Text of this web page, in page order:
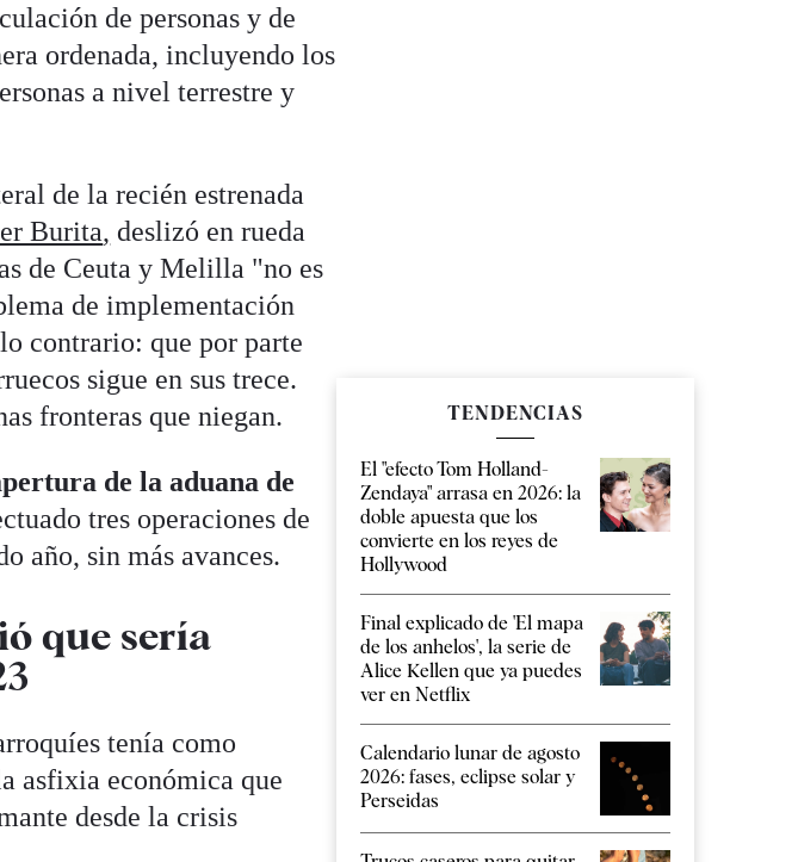
de personas y de
ordenada, incluyendo los
a nivel terrestre y
de la recién estrenada
Burita, deslizó en rueda
de Ceuta y Melilla "no es
de implementación
contrario: que por parte
sigue en sus trece.
fronteras que niegan.
de la aduana de
tres operaciones de
año, sin más avances.
que sería
tenía como
asfixia económica que
desde la crisis
TENDENCIAS
El "efecto Tom Holland-
Zendaya" arrasa en 2026: la
doble apuesta que los
convierte en los reyes de
Hollywood
Final explicado de 'El mapa
de los anhelos', la serie de
Alice Kellen que ya puedes
ver en Netflix
Calendario lunar de agosto
2026: fases, eclipse solar y
Perseidas